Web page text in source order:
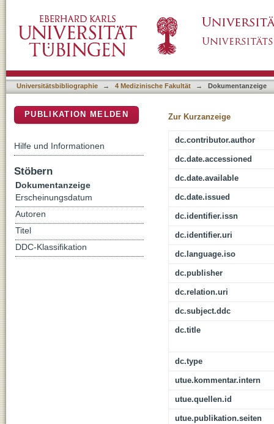
graft-versus-host disease therapy
Universitätsbibliographie → 4 Medizinische Fakultät → Dokumentanzeige
Zur Kurzanzeige
dc.contributor.author
dc.date.accessioned
dc.date.available
dc.date.issued
dc.identifier.issn
dc.identifier.uri
dc.language.iso
dc.publisher
dc.relation.uri
dc.subject.ddc
dc.title
dc.type
utue.kommentar.intern
utue.quellen.id
utue.publikation.seiten
PUBLIKATION MELDEN
Hilfe und Informationen
Stöbern
Dokumentanzeige
Erscheinungsdatum
Autoren
Titel
DDC-Klassifikation